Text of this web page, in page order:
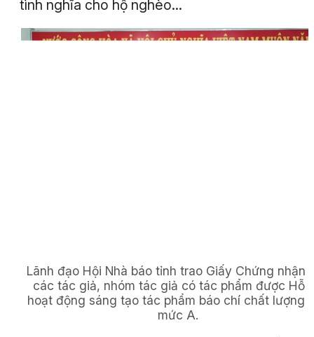
tình nghĩa cho hộ nghèo…
Lãnh đạo Hội Nhà báo tỉnh trao Giấy Chứng nhận
các tác giả, nhóm tác giả có tác phẩm được Hỗ
hoạt động sáng tạo tác phẩm báo chí chất lượng
mức A.